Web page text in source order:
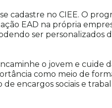
cadastre no CIEE. O
EAD na própria
ser personalizados
o jovem e cuide
como meio de
encargos sociais e